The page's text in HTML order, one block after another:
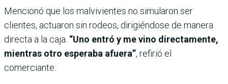
Mencionó que los malvivientes no simularon ser
clientes, actuaron sin rodeos, dirigiéndose de manera
directa a la caja. “Uno entró y me vino directamente,
mientras otro esperaba afuera”, refirió el
comerciante.